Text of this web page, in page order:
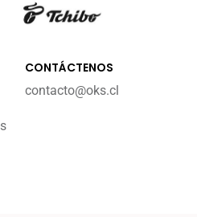
CONTÁCTENOS
contacto@oks.cl